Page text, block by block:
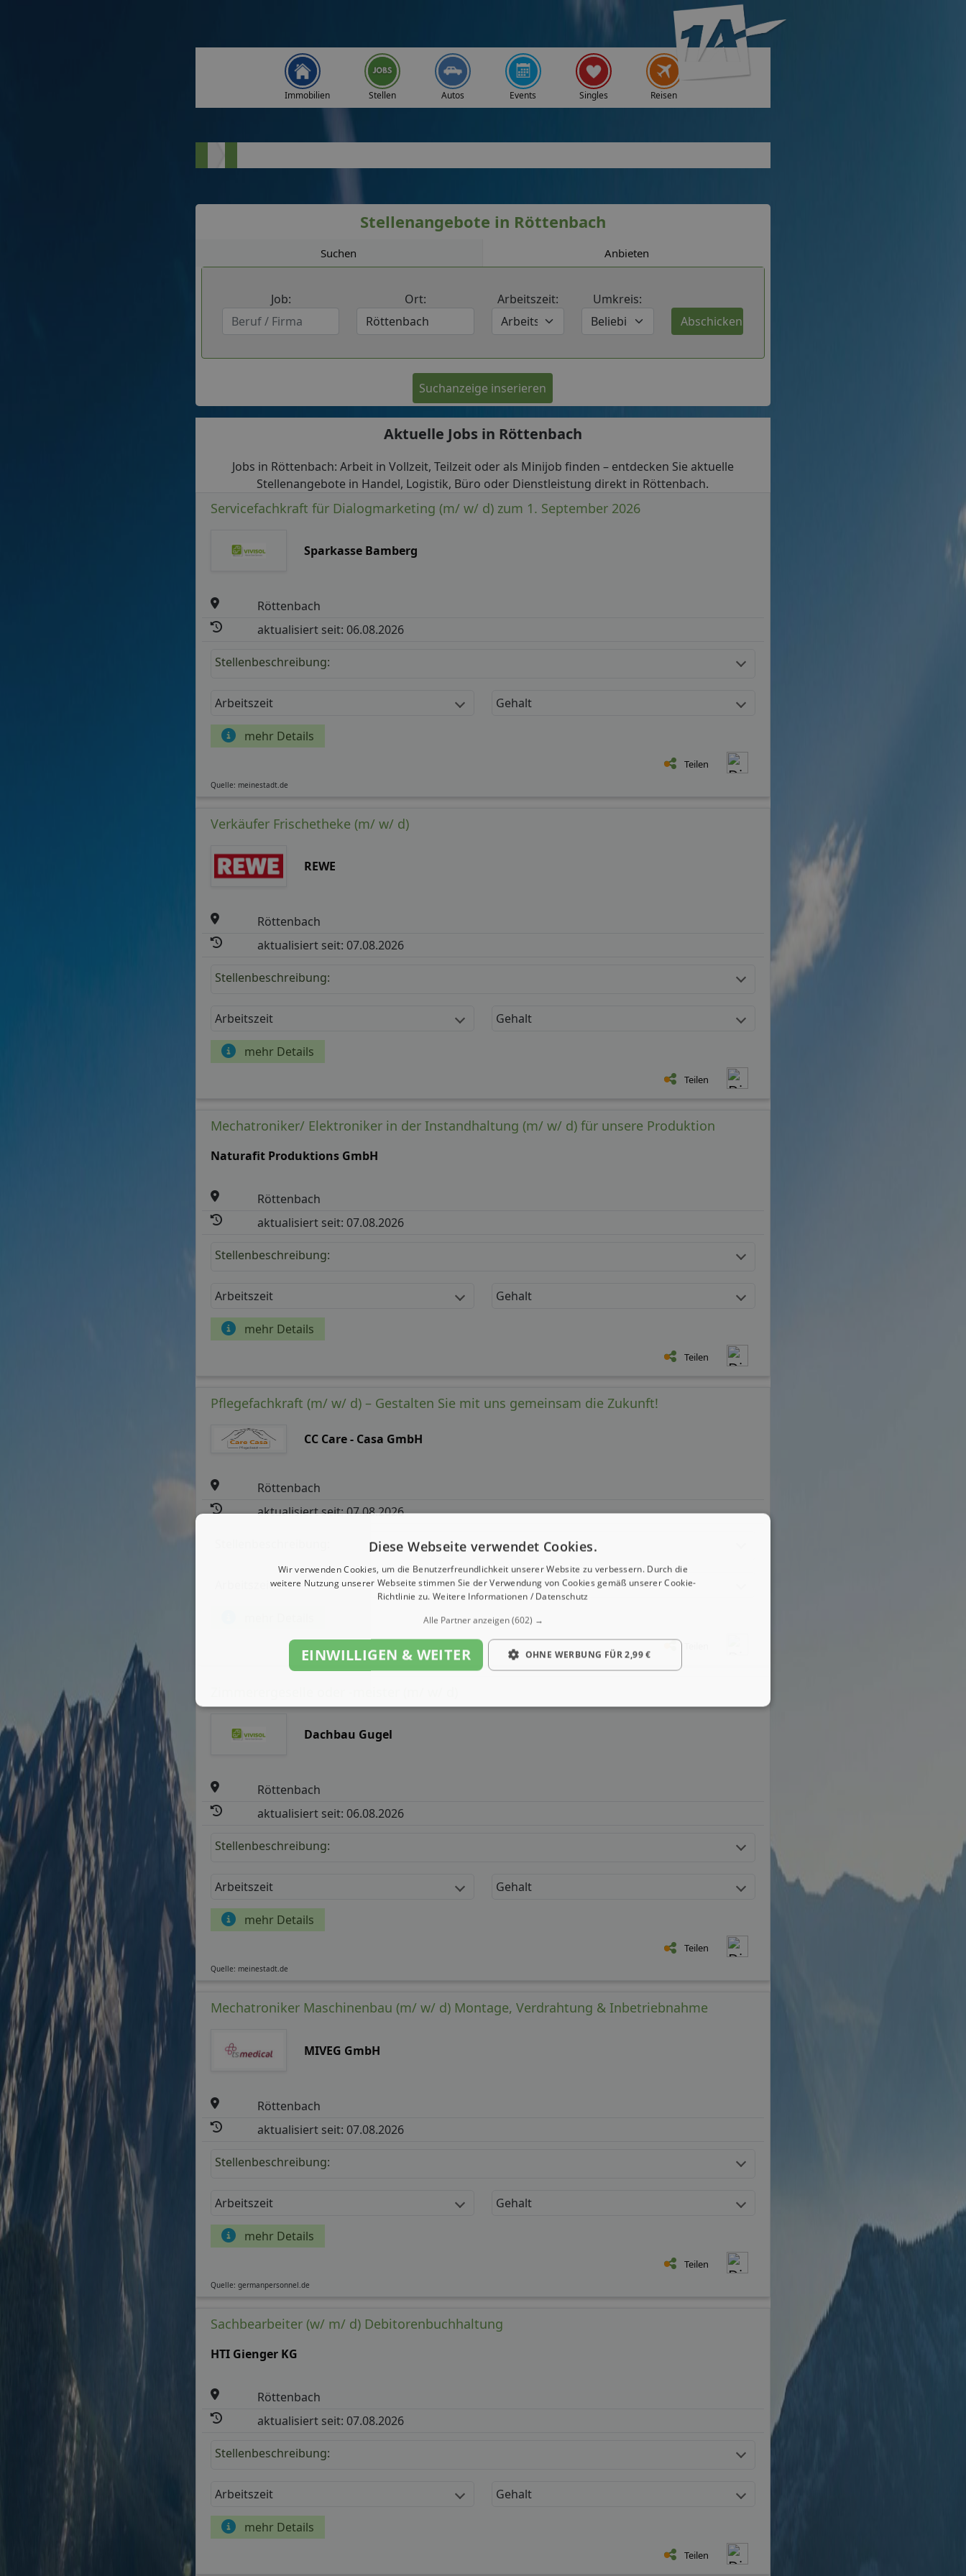
Immobilien Stellen Autos Events Singles Reisen
Stellenangebote in Röttenbach
Suchen Anbieten
Job: Ort: Arbeitszeit: Umkreis:
Suchanzeige inserieren
Aktuelle Jobs in Röttenbach
Jobs in Röttenbach: Arbeit in Vollzeit, Teilzeit oder als Minijob finden – entdecken Sie aktuelle
Stellenangebote in Handel, Logistik, Büro oder Dienstleistung direkt in Röttenbach.
Servicefachkraft für Dialogmarketing (m/ w/ d) zum 1. September 2026
Sparkasse Bamberg
Röttenbach
aktualisiert seit: 06.08.2026
Stellenbeschreibung:
Arbeitszeit Gehalt
mehr Details
Teilen
Quelle: meinestadt.de
Verkäufer Frischetheke (m/ w/ d)
REWE
Röttenbach
aktualisiert seit: 07.08.2026
Stellenbeschreibung:
Arbeitszeit Gehalt
mehr Details
Teilen
Mechatroniker/ Elektroniker in der Instandhaltung (m/ w/ d) für unsere Produktion
Naturafit Produktions GmbH
Röttenbach
aktualisiert seit: 07.08.2026
Stellenbeschreibung:
Arbeitszeit Gehalt
mehr Details
Teilen
Pflegefachkraft (m/ w/ d) – Gestalten Sie mit uns gemeinsam die Zukunft!
CC Care - Casa GmbH
Röttenbach
aktualisiert seit: 07.08.2026
Arbeitszeit Gehalt
Dachbau Gugel
Röttenbach
aktualisiert seit: 06.08.2026
Stellenbeschreibung:
Arbeitszeit Gehalt
mehr Details
Teilen
Quelle: meinestadt.de
Mechatroniker Maschinenbau (m/ w/ d) Montage, Verdrahtung & Inbetriebnahme
MIVEG GmbH
Röttenbach
aktualisiert seit: 07.08.2026
Stellenbeschreibung:
Arbeitszeit Gehalt
mehr Details
Teilen
Quelle: germanpersonnel.de
Sachbearbeiter (w/ m/ d) Debitorenbuchhaltung
HTI Gienger KG
Röttenbach
aktualisiert seit: 07.08.2026
Stellenbeschreibung:
Arbeitszeit Gehalt
mehr Details
Teilen
Diese Webseite verwendet Cookies.
Wir verwenden Cookies, um die Benutzerfreundlichkeit unserer Website zu verbessern. Durch die
weitere Nutzung unserer Webseite stimmen Sie der Verwendung von Cookies gemäß unserer Cookie-
Richtlinie zu. Weitere Informationen / Datenschutz
Alle Partner anzeigen(602) →
EINWILLIGEN & WEITER OHNE WERBUNG FÜR 2,99 €